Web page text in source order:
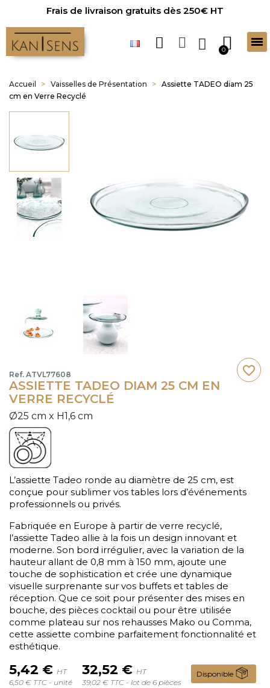
Frais de livraison gratuits dès 250€ HT
Accueil Vaisselles de Présentation
Assiette TADEO diam 25
cm en Verre Recyclé
Ref. ATVL77608
ASSIETTE TADEO DIAM 25 CM EN
VERRE RECYCLÉ
Ø25 cm x H1,6 cm
L’assiette Tadeo ronde au diamètre de 25 cm, est
conçue pour sublimer vos tables lors d’événements
professionnels ou privés.
Fabriquée en Europe à partir de verre recyclé,
l’assiette Tadeo allie à la fois un design innovant et
moderne. Son bord irrégulier, avec la variation de la
hauteur allant de 0,8 mm à 150 mm, ajoute une
touche de sophistication et crée une dynamique
visuelle surprenante sur vos buffets et tables de
réception. Que ce soit pour présenter des mises en
bouche, des pièces cocktail ou pour être utilisée
comme plateau sur nos rehausses Mako ou Comma,
cette assiette combine parfaitement fonctionnalité et
esthétique.
5,42 € HT
6,50 € TTC - unité
32,52 € HT
39,02 € TTC - lot de 6 pièces
Disponible
favorite_border